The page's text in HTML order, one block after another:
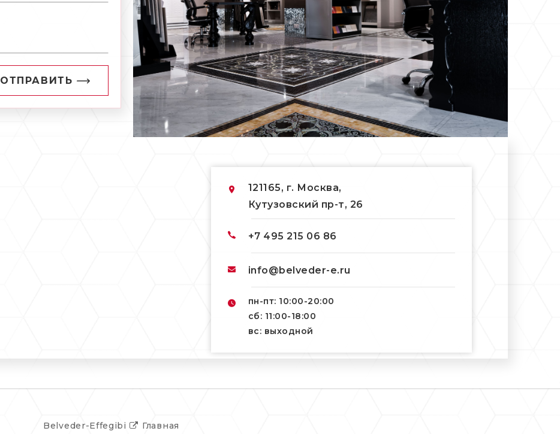
ОТПРАВИТЬ
121165, г. Москва,
Кутузовский пр-т, 26
+7 495 215 06 86
info@belveder-e.ru
пн-пт: 10:00-20:00
сб: 11:00-18:00
вс: выходной
Главная
Belveder-Effegibi